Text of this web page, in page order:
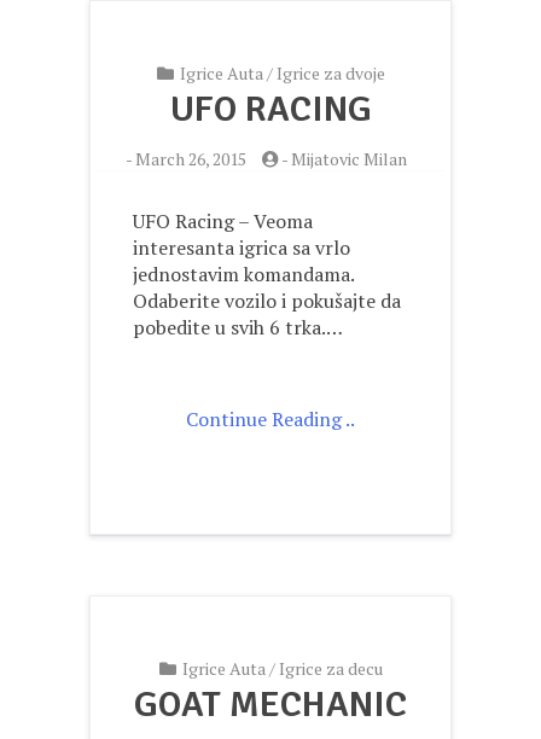
Igrice Auta/ Igrice za dvoje
UFO RACING
- March 26, 2015 - Mijatovic Milan
UFO Racing – Veoma
interesanta igrica sa vrlo
jednostavim komandama.
Odaberite vozilo i pokušajte da
pobedite u svih 6 trka.…
Continue Reading ..
Igrice Auta/ Igrice za decu
GOAT MECHANIC